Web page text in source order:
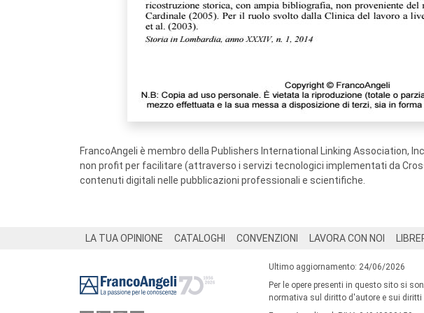
FrancoAngeli è membro della Publishers International Linking Association,
non profit per facilitare (attraverso i servizi tecnologici implementati da
contenuti digitali nelle pubblicazioni professionali e scientifiche.
LA TUA OPINIONE CATALOGHI CONVENZIONI LAVORA CON NOI
Ultimo aggiornamento: 24/06/2026
Per le opere presenti in questo sito si
normativa sul diritto d'autore e sui diritti